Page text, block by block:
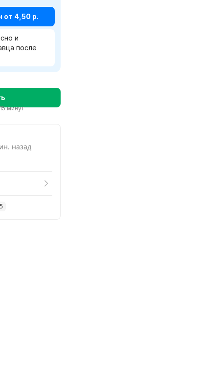
от 4,50 р.
и
после
минут
назад